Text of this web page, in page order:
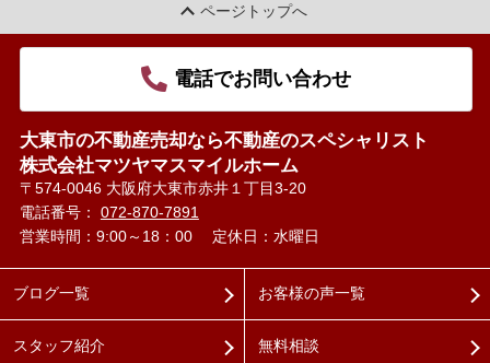
ページトップへ
電話でお問い合わせ
大東市の不動産売却なら不動産のスペシャリスト
株式会社マツヤマスマイルホーム
〒574-0046 大阪府大東市赤井１丁目3-20
電話番号： 072-870-7891
営業時間：9:00～18：00
定休日：水曜日
ブログ一覧
スタッフ紹介
お客様の声一覧
無料相談